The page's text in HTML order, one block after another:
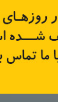
نگهدارنده
کد
قیمت: ۳۷٬۵۰۰ تومان